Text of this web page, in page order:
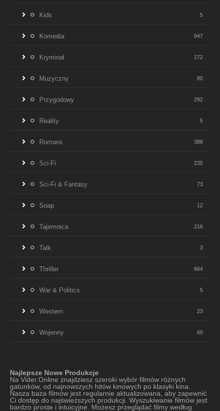
Kids 5
Komedia 947
Kryminał 272
Muzyczny 80
Przygodowy 292
Reality 5
Romans 388
Sci-Fi 235
Sci-Fi & Fantasy 73
Soap 12
Tajemnica 216
Talk 3
Thriller 664
War & Politics 5
Western 23
Wojenny 60
Najlepsze Nowe Produkcje
Na Vider.Online znajdziesz szeroki wybór filmów różnych
gatunków, od najnowszych hitów kinowych po klasyki kina.
Nasza baza filmów jest regularnie aktualizowana, aby zapewnić
Ci dostęp do najświeższych produkcji. Wyszukiwanie filmów jest
bardzo proste i intuicyjne. Możesz przeglądać filmy według